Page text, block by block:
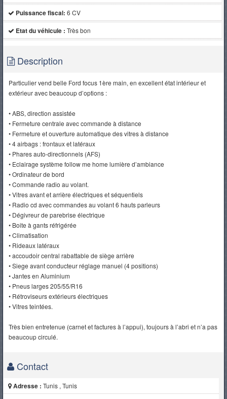
Puissance fiscal: 6 CV
Etat du véhicule : Très bon
Description
Particulier vend belle Ford focus 1ère main, en excellent état intérieur et
extérieur avec beaucoup d’options :
• ABS, direction assistée
• Fermeture centrale avec commande à distance
• Fermeture et ouverture automatique des vitres à distance
• 4 airbags : frontaux et latéraux
• Phares auto-directionnels (AFS)
• Eclairage système follow me home lumière d’ambiance
• Ordinateur de bord
• Commande radio au volant.
• Vitres avant et arrière électriques et séquentiels
• Radio cd avec commandes au volant 6 hauts parleurs
• Dégivreur de parebrise électrique
• Boite à gants réfrigérée
• Climatisation
• Rideaux latéraux
• accoudoir central rabattable de siège arrière
• Siege avant conducteur réglage manuel (4 positions)
• Jantes en Aluminium
• Pneus larges 205/55/R16
• Rétroviseurs extérieurs électriques
• Vitres teintées.
Très bien entretenue (carnet et factures à l’appui), toujours à l’abri et n’a pas
beaucoup circulé.
Contact
Adresse : Tunis , Tunis